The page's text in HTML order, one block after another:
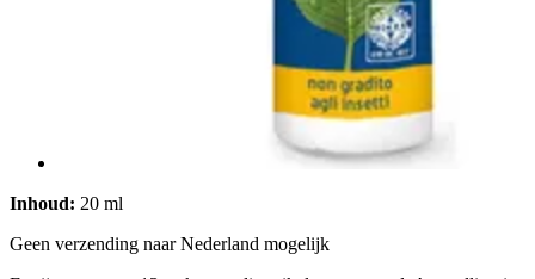
Inhoud: 20 ml
Geen verzending naar Nederland mogelijk